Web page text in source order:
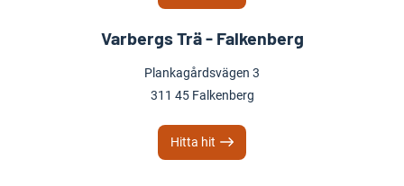
Varbergs Trä - Falkenberg
Plankagårdsvägen 3
311 45 Falkenberg
Hitta hit